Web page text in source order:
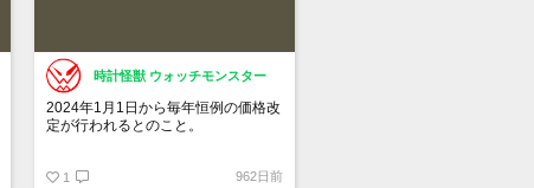
時計怪獣 ウォッチモンスター
2024年1月1日から毎年恒例の価格改
定が行われるとのこと。
性があります。
1 962日前